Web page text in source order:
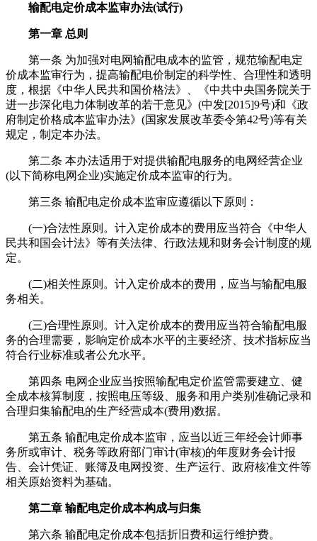
输配电定价成本监审办法(试行)
第一章 总则
第一条 为加强对电网输配电成本的监管，规范输配电定
价成本监审行为，提高输配电价制定的科学性、合理性和透明
度，根据《中华人民共和国价格法》、《中共中央国务院关于
进一步深化电力体制改革的若干意见》(中发[2015]9号)和《政
府制定价格成本监审办法》(国家发展改革委令第42号)等有关
规定，制定本办法。
第二条 本办法适用于对提供输配电服务的电网经营企业
(以下简称电网企业)实施定价成本监审的行为。
第三条 输配电定价成本监审应遵循以下原则：
(一)合法性原则。计入定价成本的费用应当符合《中华人
民共和国会计法》等有关法律、行政法规和财务会计制度的规
定。
(二)相关性原则。计入定价成本的费用，应当与输配电服
务相关。
(三)合理性原则。计入定价成本的费用应当符合输配电服
务的合理需要，影响定价成本水平的主要经济、技术指标应当
符合行业标准或者公允水平。
第四条 电网企业应当按照输配电定价监管需要建立、健
全成本核算制度，按照电压等级、服务和用户类别准确记录和
合理归集输配电的生产经营成本(费用)数据。
第五条 输配电定价成本监审，应当以近三年经会计师事
务所或审计、税务等政府部门审计(审核)的年度财务会计报
告、会计凭证、账簿及电网投资、生产运行、政府核准文件等
相关原始资料为基础。
第二章 输配电定价成本构成与归集
第六条 输配电定价成本包括折旧费和运行维护费。